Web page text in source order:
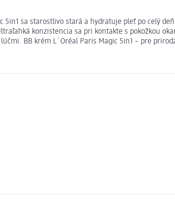
sa starostlivo stará a hydratuje pleť po celý
konzistencia sa pri kontakte s pokožkou
BB krém L´Oréal Paris Magic 5in1 – pre